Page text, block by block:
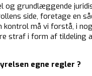
og grundlæggende
side, foretage en
kontrol må vi forstå, i
straf i form af tildeling
egne regler ?